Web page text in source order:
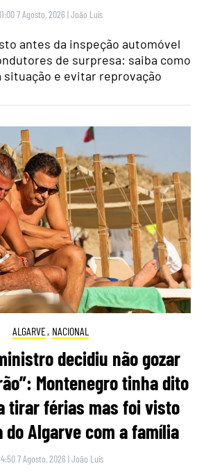
7 Agosto, 2026 |João Luís
antes da inspeção automóvel
de surpresa: saiba como
situação e evitar reprovação
ALGARVE, NACIONAL
decidiu não gozar
Montenegro tinha dito
tirar férias mas foi visto
do Algarve com a família
7 Agosto, 2026 |João Luís